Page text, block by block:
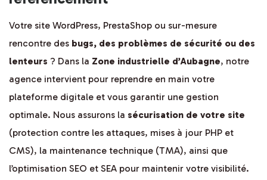
Votre site WordPress, PrestaShop ou sur-mesure
rencontre des bugs, des problèmes de sécurité ou des
lenteurs ? Dans la Zone industrielle d’Aubagne, notre
agence intervient pour reprendre en main votre
plateforme digitale et vous garantir une gestion
optimale. Nous assurons la sécurisation de votre site
(protection contre les attaques, mises à jour PHP et
CMS), la maintenance technique (TMA), ainsi que
l’optimisation SEO et SEA pour maintenir votre visibilité.